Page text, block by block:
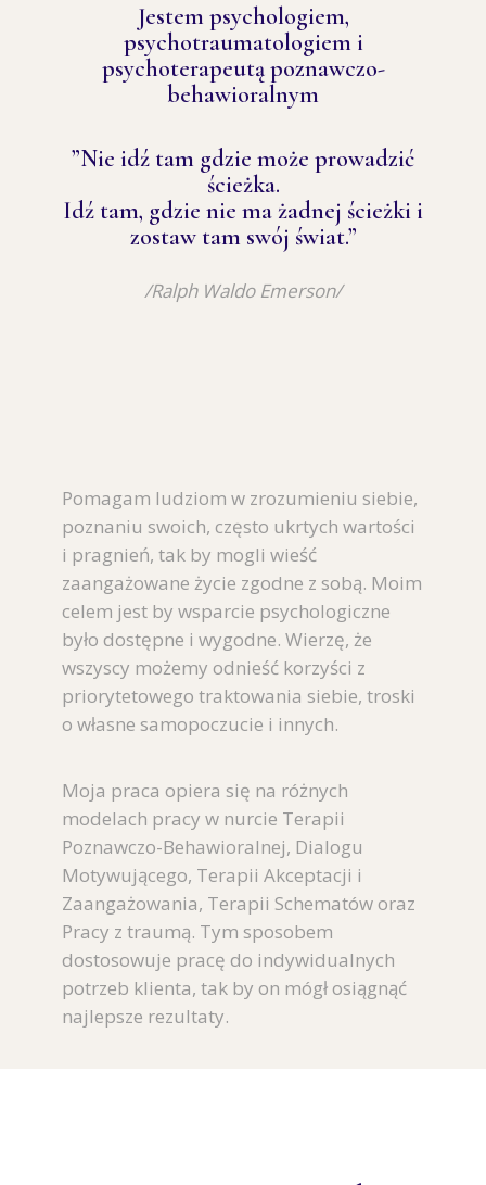
Jestem psychologiem,
psychotraumatologiem i
psychoterapeutą poznawczo-
behawioralnym
”Nie idź tam gdzie może prowadzić
ścieżka.
Idź tam, gdzie nie ma żadnej ścieżki i
zostaw tam swój świat.”
/Ralph Waldo Emerson/
Pomagam ludziom w zrozumieniu siebie,
poznaniu swoich, często ukrtych wartości
i pragnień, tak by mogli wieść
zaangażowane życie zgodne z sobą. Moim
celem jest by wsparcie psychologiczne
było dostępne i wygodne. Wierzę, że
wszyscy możemy odnieść korzyści z
priorytetowego traktowania siebie, troski
o własne samopoczucie i innych.
Moja praca opiera się na różnych
modelach pracy w nurcie Terapii
Poznawczo-Behawioralnej, Dialogu
Motywującego, Terapii Akceptacji i
Zaangażowania, Terapii Schematów oraz
Pracy z traumą. Tym sposobem
dostosowuje pracę do indywidualnych
potrzeb klienta, tak by on mógł osiągnąć
najlepsze rezultaty.